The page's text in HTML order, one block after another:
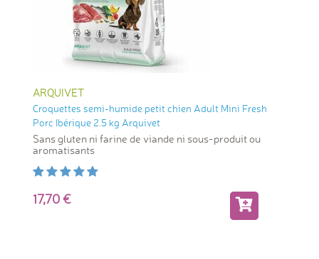
ARQUIVET
Croquettes semi-humide petit chien Adult Mini Fresh
Porc Ibérique 2.5 kg Arquivet
Sans gluten ni farine de viande ni sous-produit ou
aromatisants
17,70